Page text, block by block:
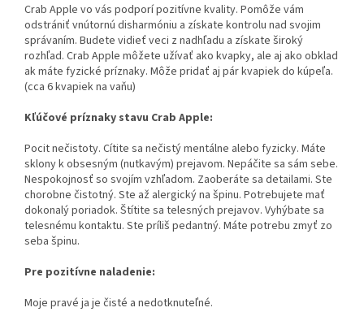
Crab Apple vo vás podporí pozitívne kvality. Pomôže vám
odstrániť vnútornú disharmóniu a získate kontrolu nad svojim
správaním. Budete vidieť veci z nadhľadu a získate široký
rozhľad. Crab Apple môžete užívať ako kvapky, ale aj ako obklad
ak máte fyzické príznaky. Môže pridať aj pár kvapiek do kúpeľa.
(cca 6 kvapiek na vaňu)
Kľúčové príznaky stavu Crab Apple:
Pocit nečistoty. Cítite sa nečistý mentálne alebo fyzicky. Máte
sklony k obsesným (nutkavým) prejavom. Nepáčite sa sám sebe.
Nespokojnosť so svojím vzhľadom. Zaoberáte sa detailami. Ste
chorobne čistotný. Ste až alergický na špinu. Potrebujete mať
dokonalý poriadok. Štítite sa telesných prejavov. Vyhýbate sa
telesnému kontaktu. Ste príliš pedantný. Máte potrebu zmyť zo
seba špinu.
Pre pozitívne naladenie:
Moje pravé ja je čisté a nedotknuteľné.